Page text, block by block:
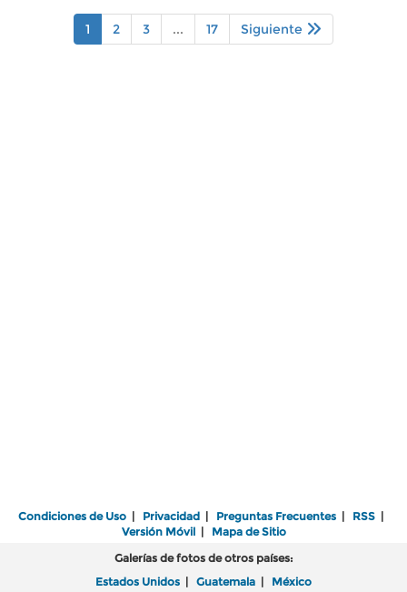
1 2 3 ... 17 Siguiente
Condiciones de Uso | Privacidad | Preguntas Frecuentes | RSS |
Versión Móvil| Mapa de Sitio
Galerías de fotos de otros países:
Estados Unidos | Guatemala | México